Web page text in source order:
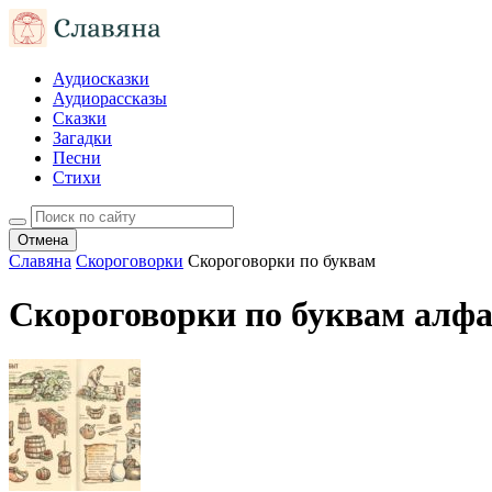
Аудиосказки
Аудиорассказы
Сказки
Загадки
Песни
Стихи
Отмена
Славяна Скороговорки Скороговорки по буквам
Скороговорки по буквам